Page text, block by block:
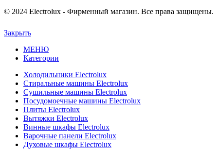
© 2024 Electrolux - Фирменный магазин. Все права защищены.
Закрыть
МЕНЮ
Категории
Холодильники Electrolux
Стиральные машины Electrolux
Сушильные машины Electrolux
Посудомоечные машины Electrolux
Плиты Electrolux
Вытяжки Electrolux
Винные шкафы Electrolux
Варочные панели Electrolux
Духовые шкафы Electrolux